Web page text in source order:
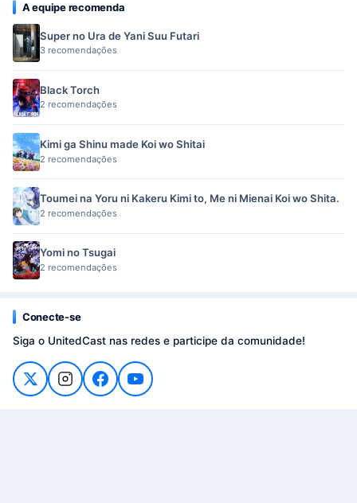
A equipe recomenda
Super no Ura de Yani Suu Futari
3 recomendações
Black Torch
2 recomendações
Kimi ga Shinu made Koi wo Shitai
2 recomendações
Toumei na Yoru ni Kakeru Kimi to, Me ni Mienai Koi wo Shita.
2 recomendações
Yomi no Tsugai
2 recomendações
Conecte-se
Siga o UnitedCast nas redes e participe da comunidade!